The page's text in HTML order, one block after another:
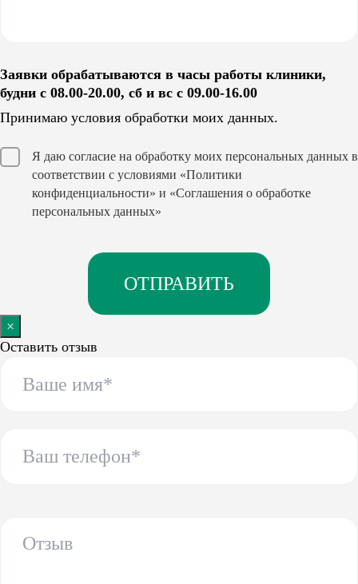
Заявки обрабатываются в часы работы клиники,
будни с 08.00-20.00, сб и вс с 09.00-16.00
Принимаю условия обработки моих данных.
Я даю согласие на обработку моих персональных данных в
соответствии с условиями «Политики
конфиденциальности» и «Соглашения о обработке
персональных данных»
×
Оставить отзыв